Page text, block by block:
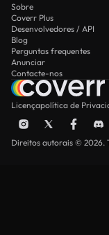
Sobre
Coverr Plus
Desenvolvedores / API
Blog
Perguntas frequentes
Anunciar
Contacte-nos
Licençapolítica de
Direitos autorais © 2026.